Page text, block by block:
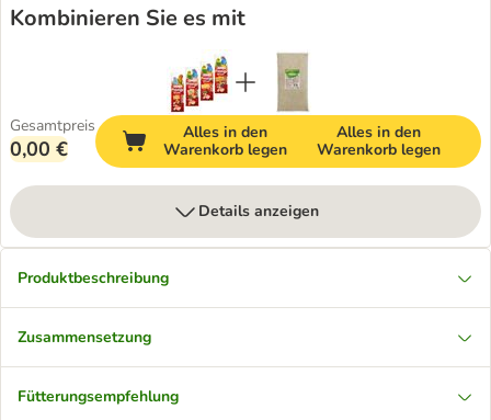
Kombinieren Sie es mit
Gesamtpreis
0,00 €
Alles in den
Warenkorb legen
Alles in den
Warenkorb legen
Details anzeigen
Produktbeschreibung
Zusammensetzung
Fütterungsempfehlung